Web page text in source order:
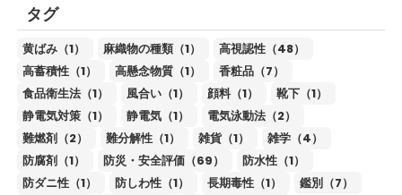
タグ
黄ばみ（1） 麻織物の種類（1）
高視認性（48）
高蓄積性（1）
高懸念物質（1）
香粧品（7）
食品衛生法（1）
風合い（1） 顔料（1）
靴下（1）
静電気対策（1）
静電気（1）
電気泳動法（2）
難燃剤（2）
難分解性（1） 雑貨（1）
雑学（4）
防腐剤（1）
防災・安全評価（69）
防水性（1）
防ダニ性（1）
防しわ性（1） 長期毒性（1）
鑑別（7）